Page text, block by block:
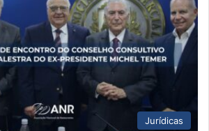
Jurídicas